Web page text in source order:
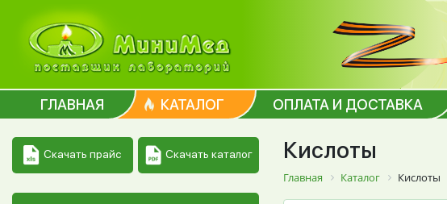
ГЛАВНАЯ КАТАЛОГ ОПЛАТА И ДОСТАВКА
Скачать прайс Скачать каталог Кислоты
Главная Каталог Кислоты